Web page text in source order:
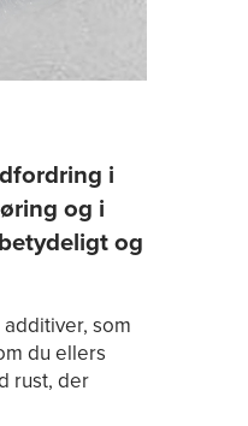
i
og i
og
som
du ellers
rust, der